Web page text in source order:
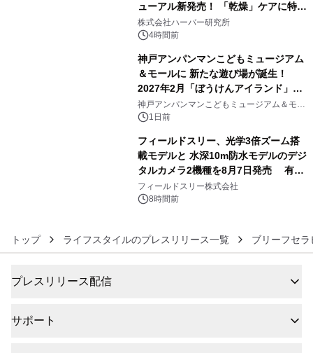
ューアル新発売！ 「乾燥」ケアに特化
し、ライン使いで潤いに満ちた肌へ
株式会社ハーバー研究所
4時間前
神戸アンパンマンこどもミュージアム
＆モールに 新たな遊び場が誕生！
2027年2月「ぼうけんアイランド」が
オープン
神戸アンパンマンこどもミュージアム＆モー
ル 1日前
フィールドスリー、光学3倍ズーム搭
載モデルと 水深10m防水モデルのデジ
タルカメラ2機種を8月7日発売 有効
約1300万画素、用途別に選べるコンデ
ジ新登場
フィールドスリー株式会社
8時間前
トップ ライフスタイルのプレスリリース一覧 ブリーフセ
プレスリリース配信
サポート